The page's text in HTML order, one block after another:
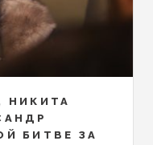
НИКИТА
БИТВЕ ЗА